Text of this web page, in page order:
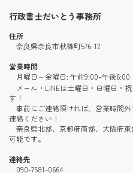
行政書士だいとう事務所
住所
奈良県奈良市秋篠町576-12
営業時間
月曜日～金曜日: 午前9:00–午後6:00
メール・LINEは土曜日・日曜日・
す！
事前にご連絡頂ければ、営業時間
連絡ください！
奈良県北部、京都府南部、大阪府
可能です。
連絡先
090-7581-0664